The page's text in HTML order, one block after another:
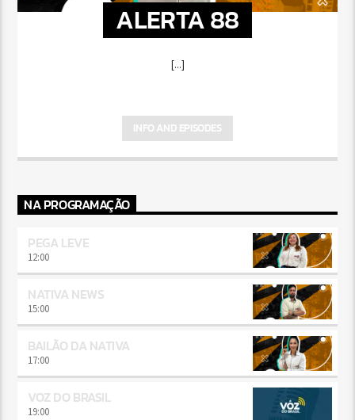
ALERTA 88
[...]
INFO AND EPISODES
NA PROGRAMAÇÃO
PEGA LEVE
12:00
NATIVA NEWS
15:00
BAILÃO DA NATIVA
17:00
VOZ DO BRASIL
19:00